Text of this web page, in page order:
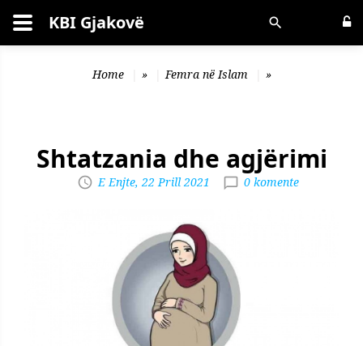
Kërko KBI Gjakovë
Home » Femra në Islam »
Shtatzania dhe agjërimi
E Enjte, 22 Prill 2021 0 komente